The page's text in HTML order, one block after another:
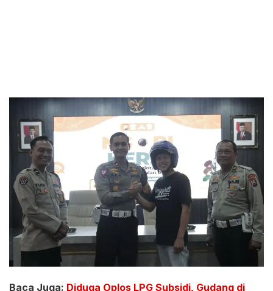
Baca Juga: Diduga Oplos LPG Subsidi, Gudang di